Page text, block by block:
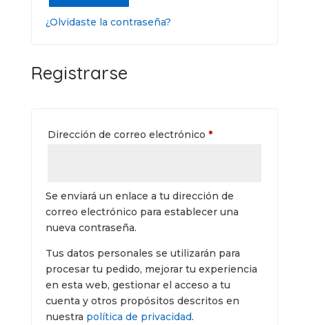
¿Olvidaste la contraseña?
Registrarse
Dirección de correo electrónico *Obligatorio
Se enviará un enlace a tu dirección de
correo electrónico para establecer una
nueva contraseña.
Tus datos personales se utilizarán para
procesar tu pedido, mejorar tu experiencia
en esta web, gestionar el acceso a tu
cuenta y otros propósitos descritos en
nuestra política de privacidad.